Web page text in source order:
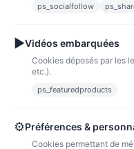
ps_socialfollow
▶Vidéos embarquées
Cookies déposés par les
etc.).
ps_featuredproducts
⚙Préférences &
Cookies permettant de